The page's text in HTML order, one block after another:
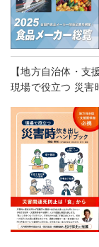
【地方自治体・支
現場で役立つ 災害